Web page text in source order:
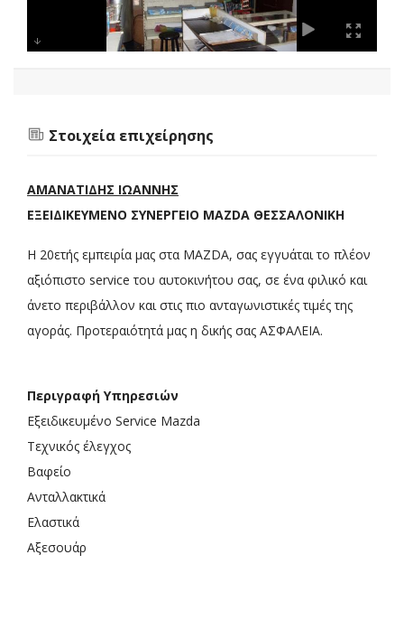
Στοιχεία επιχείρησης
ΑΜΑΝΑΤΙΔΗΣ ΙΩΑΝΝΗΣ
ΕΞΕΙΔΙΚΕΥΜΕΝΟ ΣΥΝΕΡΓΕΙΟ MAZDA ΘΕΣΣΑΛΟΝΙΚΗ
Η 20ετής εμπειρία μας στα MAZDA, σας εγγυάται το πλέον
αξιόπιστο service του αυτοκινήτου σας, σε ένα φιλικό και
άνετο περιβάλλον και στις πιο ανταγωνιστικές τιμές της
αγοράς. Προτεραιότητά μας η δικής σας ΑΣΦΑΛΕΙΑ.
Περιγραφή Υπηρεσιών
Εξειδικευμένο Service Mazda
Τεχνικός έλεγχος
Βαφείο
Ανταλλακτικά
Ελαστικά
Αξεσουάρ